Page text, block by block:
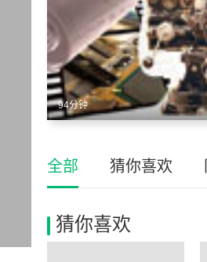
94分钟
全部 猜你喜欢
猜你喜欢